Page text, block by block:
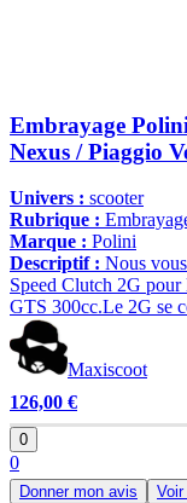
Embrayage
Nexus / Piaggio
Univers : scooter
Rubrique :
Marque : Polini
Descriptif : Nous
Speed Clutch 2G
GTS 300cc.Le 2G se
Maxiscoot
126,00 €
0
0
Donner mon avis